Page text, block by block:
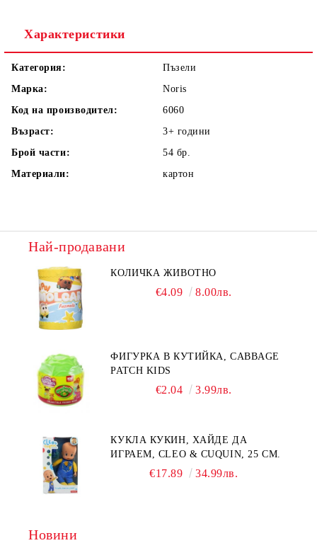
Характеристики
Категория:
Пъзели
Марка:
Noris
Код на производител:
6060
Възраст:
3+ години
Брой части:
54 бр.
Материали:
картон
Най-продавани
КОЛИЧКА ЖИВОТНО
€4.09 8.00лв.
ФИГУРКА В КУТИЙКА, CABBAGE
PATCH KIDS
€2.04 3.99лв.
КУКЛА КУКИН, ХАЙДЕ ДА
ИГРАЕМ, CLEO & CUQUIN, 25 СМ.
€17.89 34.99лв.
Новини